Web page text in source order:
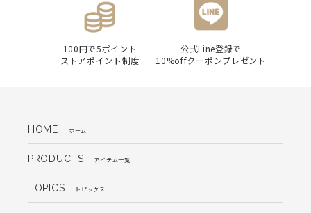
100円で5ポイント
ストアポイント制度
公式Line登録で
10%offクーポンプレゼント
HOME ホーム
PRODUCTS アイテム一覧
TOPICS トピックス